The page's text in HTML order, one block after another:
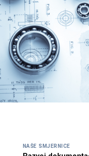
NAŠE SMJERNICE